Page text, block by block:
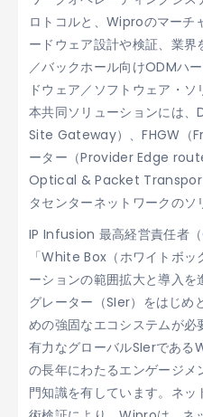
ロトコルと、Wiproのマーチ
ードウェア設計や検証、業
／バックホール向けODMハ
ドウェア／ソフトウェア・ソ
本共同ソリューションには
Site Gateway）、FHGW（
ーター（Provider Edge
Optical & Packet
タセンターネットワークのソ
IP Infusion 最高経営責任者（
「White Box（ホワイトボ
ーションの範囲拡大と導入
グレーター（SIer）をはじめ
めの強固なエコシステムが
有力なグローバルSIerである
の長年にわたるエンゲージ
門知識を有しています。ネ